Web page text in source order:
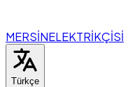
MERSİNELEKTRİKÇİSİ
Türkçe